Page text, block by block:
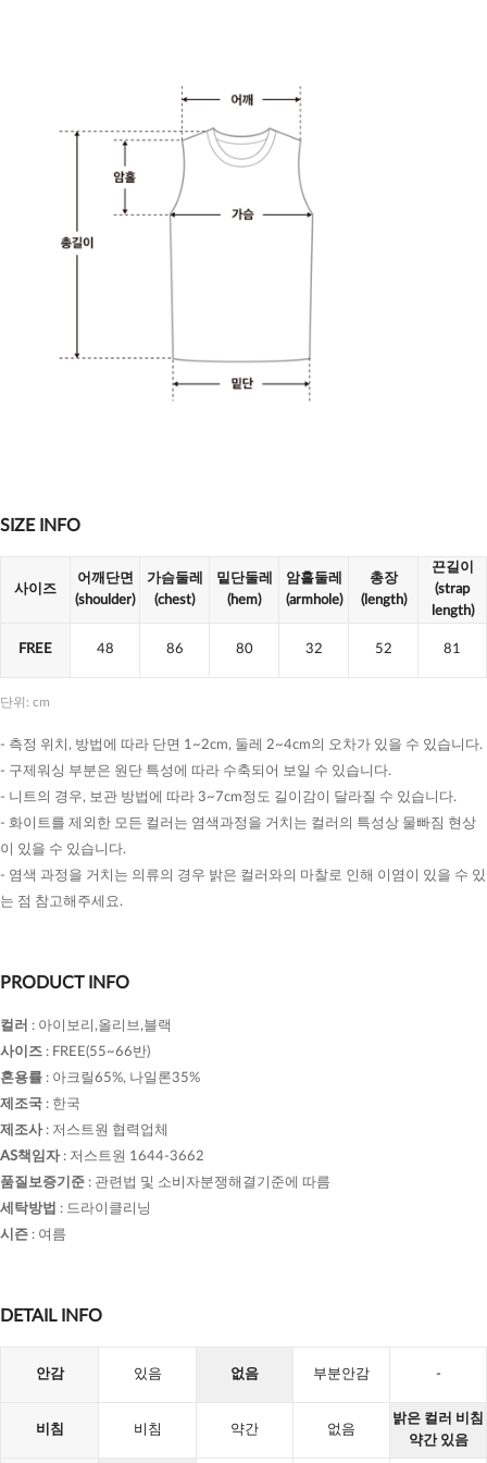
SIZE INFO
사이즈
어깨단면
(shoulder)
가슴둘레
(chest)
밑단둘레
(hem)
암홀둘레
(armhole)
총장
(length)
끈길이
(strap
length)
FREE 48 86 80 32 52 81
단위: cm
- 측정 위치, 방법에 따라 단면 1~2cm, 둘레 2~4cm의 오차가 있을 수 있습니다.
- 구제워싱 부분은 원단 특성에 따라 수축되어 보일 수 있습니다.
- 니트의 경우, 보관 방법에 따라 3~7cm정도 길이감이 달라질 수 있습니다.
- 화이트를 제외한 모든 컬러는 염색과정을 거치는 컬러의 특성상 물빠짐 현상
이 있을 수 있습니다.
- 염색 과정을 거치는 의류의 경우 밝은 컬러와의 마찰로 인해 이염이 있을 수 있
는 점 참고해주세요.
PRODUCT INFO
컬러 : 아이보리,올리브,블랙
사이즈 : FREE(55~66반)
혼용률 : 아크릴65%, 나일론35%
제조국 : 한국
제조사: 저스트원 협력업체
AS책임자: 저스트원 1644-3662
품질보증기준 : 관련법 및 소비자분쟁해결기준에 따름
세탁방법 : 드라이클리닝
시즌 : 여름
DETAIL INFO
안감 있음 없음 부분안감 -
비침 비침 약간 없음
밝은 컬러 비침
약간 있음